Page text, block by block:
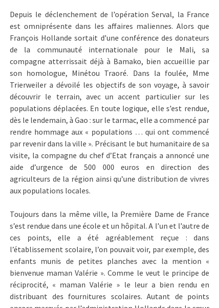
Depuis le déclenchement de l’opération Serval, la France
est omniprésente dans les affaires maliennes. Alors que
François Hollande sortait d’une conférence des donateurs
de la communauté internationale pour le Mali, sa
compagne atterrissait déjà à Bamako, bien accueillie par
son homologue, Minétou Traoré. Dans la foulée, Mme
Trierweiler a dévoilé les objectifs de son voyage, à savoir
découvrir le terrain, avec un accent particulier sur les
populations déplacées. En toute logique, elle s’est rendue,
dès le lendemain, à Gao : sur le tarmac, elle a commencé par
rendre hommage aux « populations … qui ont commencé
par revenir dans la ville ». Précisant le but humanitaire de sa
visite, la compagne du chef d’Etat français a annoncé une
aide d’urgence de 500 000 euros en direction des
agriculteurs de la région ainsi qu’une distribution de vivres
aux populations locales.
Toujours dans la même ville, la Première Dame de France
s’est rendue dans une école et un hôpital. A l’un et l’autre de
ces points, elle a été agréablement reçue : dans
l’établissement scolaire, l’on pouvait voir, par exemple, des
enfants munis de petites planches avec la mention «
bienvenue maman Valérie ». Comme le veut le principe de
réciprocité, « maman Valérie » le leur a bien rendu en
distribuant des fournitures scolaires. Autant de points